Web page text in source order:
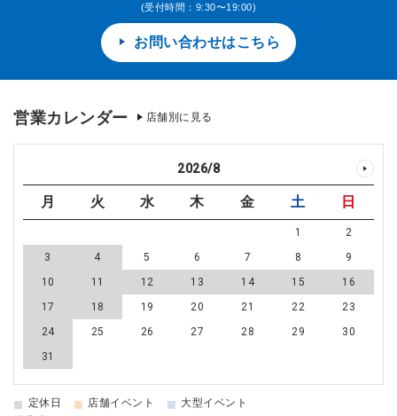
(受付時間：9:30〜19:00)
お問い合わせはこちら
営業カレンダー 店舗別に見る
2026/8
月 火 水 木 金 土 日
1
2
3
4 5 6 7 8
9
10
11 12 13 14 15
16
17
18 19 20 21 22
23
24
25 26 27 28 29
30
31
■ 定休日 ■ 店舗イベント ■ 大型イベント